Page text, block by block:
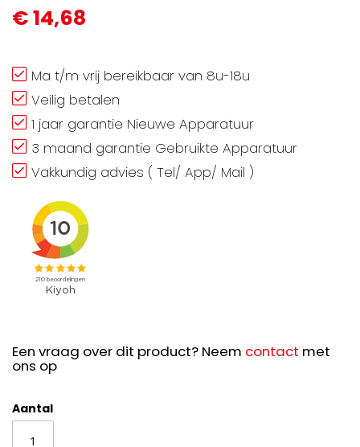
€ 14,68
Ma t/m vrij bereikbaar van 8u-18u
Veilig betalen
1 jaar garantie Nieuwe Apparatuur
3 maand garantie Gebruikte Apparatuur
Vakkundig advies ( Tel/ App/ Mail )
Een vraag over dit product? Neem contact met
ons op
Aantal